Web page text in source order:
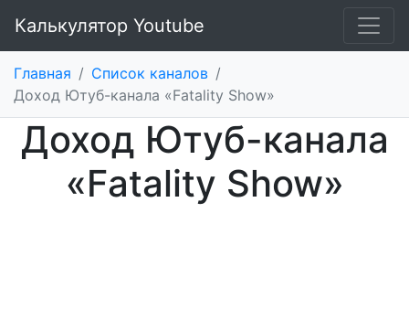
Калькулятор Youtube
Главная / Список каналов /
Доход Ютуб-канала «Fatality Show»
Доход Ютуб-канала
«Fatality Show»